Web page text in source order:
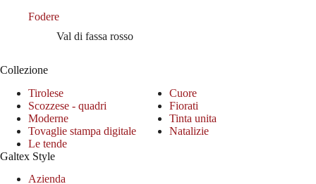
Fodere
Val di fassa rosso
Collezione
Tirolese
Cuore
Scozzese - quadri
Fiorati
Moderne
Tinta unita
Tovaglie stampa digitale
Natalizie
Le tende
Galtex Style
Azienda